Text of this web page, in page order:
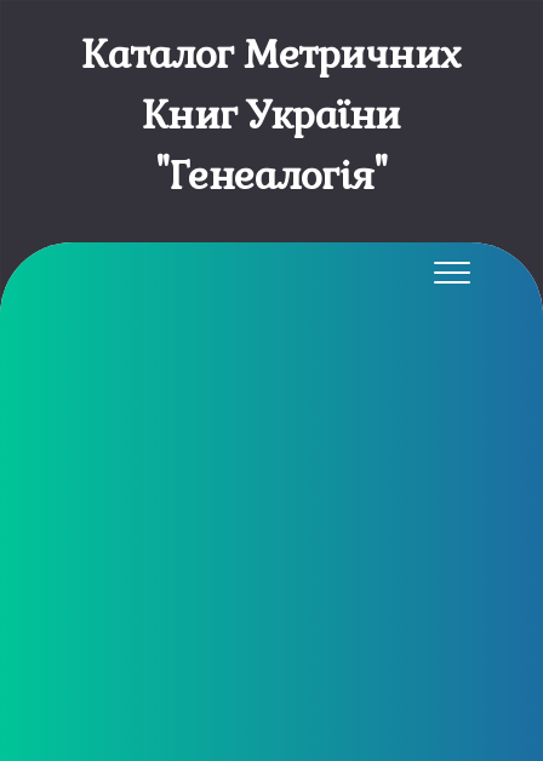
Каталог Метричних
Книг України
"Генеалогія"